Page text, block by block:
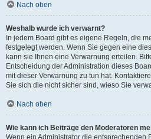
Nach oben
Weshalb wurde ich verwarnt?
In jedem Board gibt es eigene Regeln, die
festgelegt werden. Wenn Sie gegen eine
kann sie Ihnen eine Verwarnung erteilen.
Entscheidung der Administration dieses
mit dieser Verwarnung zu tun hat.
Sie sich die nicht sicher sind, wieso Sie
Nach oben
Wie kann ich Beiträge den Moderatoren
Wenn ein Administrator die entsprechenden